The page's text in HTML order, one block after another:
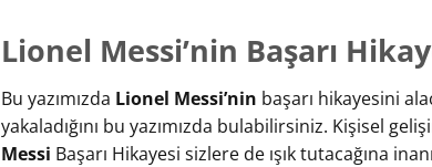
Lionel Messi’nin Başarı
Bu yazımızda Lionel Messi’nin başarı hikayesini
yakaladığını bu yazımızda bulabilirsiniz. Kişisel
Messi Başarı Hikayesi sizlere de ışık tutacağına